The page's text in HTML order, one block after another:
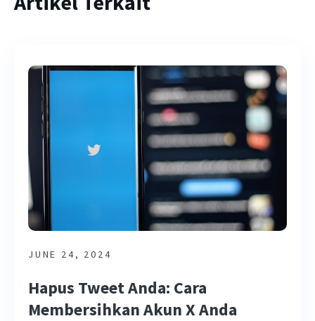
JUNE 24, 2024
Hapus Tweet Anda: Cara
Membersihkan Akun X Anda